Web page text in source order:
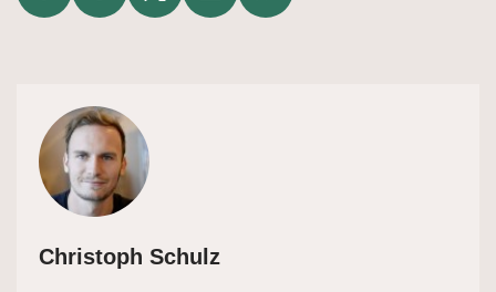
Christoph Schulz